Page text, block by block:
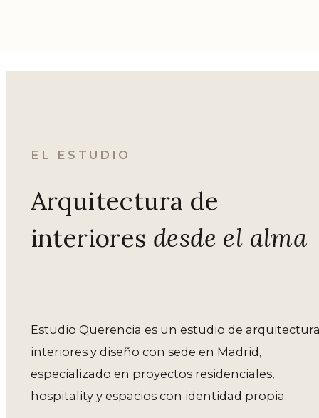
EL ESTUDIO
Arquitectura de
interiores desde el alma
Estudio Querencia es un estudio de
interiores y diseño con sede en Madrid,
especializado en proyectos residenciales,
hospitality y espacios con identidad propia.